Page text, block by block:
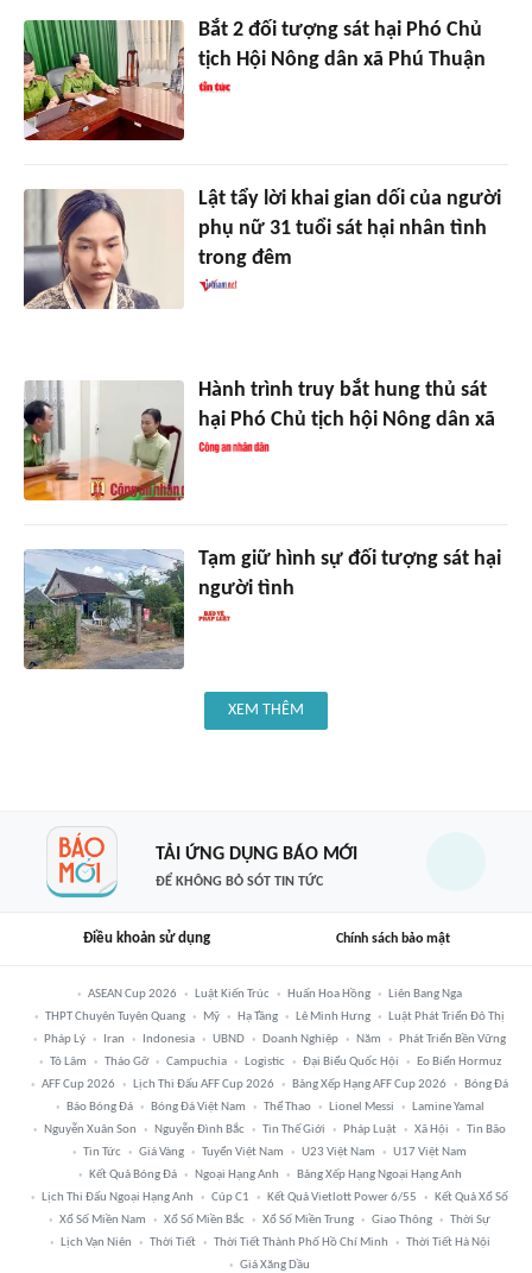
Bắt 2 đối tượng sát hại Phó Chủ
tịch Hội Nông dân xã Phú Thuận
Lật tẩy lời khai gian dối của người
phụ nữ 31 tuổi sát hại nhân tình
trong đêm
Hành trình truy bắt hung thủ sát
hại Phó Chủ tịch hội Nông dân xã
Tạm giữ hình sự đối tượng sát hại
người tình
XEM THÊM
TẢI ỨNG DỤNG BÁO MỚI
ĐỂ KHÔNG BỎ SÓT TIN TỨC
Điều khoản sử dụng Chính sách bảo mật
ASEAN Cup 2026 Luật Kiến Trúc Huấn Hoa Hồng
Liên Bang Nga
THPT Chuyên Tuyên Quang
Mỹ Hạ Tầng Lê Minh Hưng
Luật Phát Triển Đô Thị
Pháp Lý
Iran Indonesia UBND Doanh Nghiệp Năm
Phát Triển Bền Vững
Tô Lâm
Tháo Gỡ Campuchia Logistic Đại Biểu Quốc Hội
Eo Biển Hormuz
AFF Cup 2026
Lịch Thi Đấu AFF Cup 2026 Bảng Xếp Hạng AFF Cup 2026
Bóng Đá
Báo Bóng Đá
Bóng Đá Việt Nam Thể Thao Lionel Messi
Lamine Yamal
Nguyễn Xuân Son
Nguyễn Đình Bắc Tin Thế Giới Pháp Luật Xã Hội
Tin Bão
Tin Tức
Giá Vàng Tuyển Việt Nam U23 Việt Nam
U17 Việt Nam
Kết Quả Bóng Đá
Ngoại Hạng Anh
Bảng Xếp Hạng Ngoại Hạng Anh
Lịch Thi Đấu Ngoại Hạng Anh
Cúp C1 Kết Quả Vietlott Power 6/55
Kết Quả Xổ Số
Xổ Số Miền Nam
Xổ Số Miền Bắc Xổ Số Miền Trung Giao Thông
Thời Sự
Lịch Vạn Niên
Thời Tiết Thời Tiết Thành Phố Hồ Chí Minh
Thời Tiết Hà Nội
Giá Xăng Dầu